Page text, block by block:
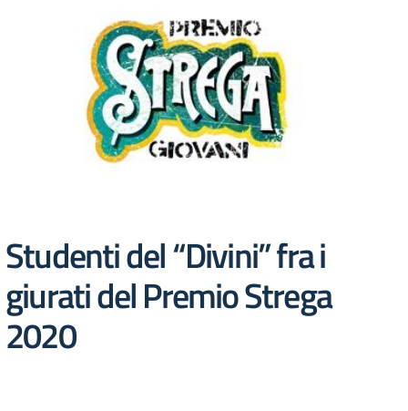
Studenti del “Divini” fra i
giurati del Premio Strega
2020